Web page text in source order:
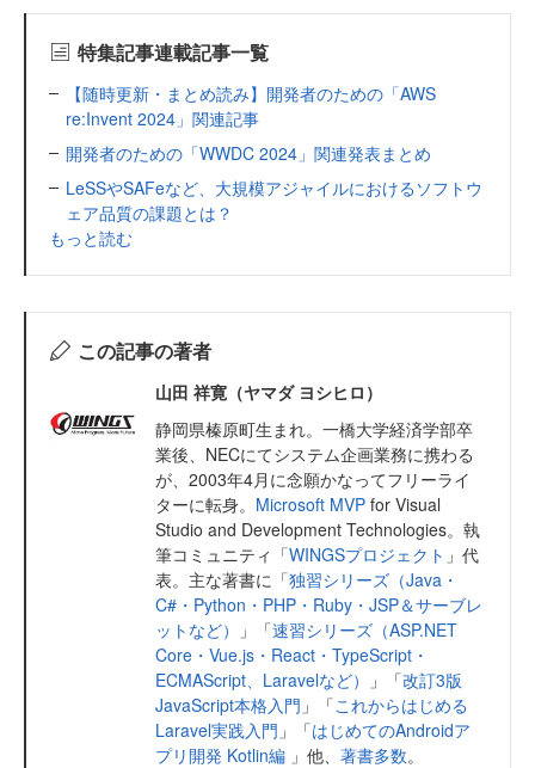
特集記事連載記事一覧
【随時更新・まとめ読み】開発者のための「AWS
re:Invent 2024」関連記事
開発者のための「WWDC 2024」関連発表まとめ
LeSSやSAFeなど、大規模アジャイルにおけるソフトウ
ェア品質の課題とは？
もっと読む
この記事の著者
山田 祥寛（ヤマダ ヨシヒロ）
静岡県榛原町生まれ。一橋大学経済学部卒
業後、NECにてシステム企画業務に携わる
が、2003年4月に念願かなってフリーライ
ターに転身。 Microsoft MVP for Visual
Studio and Development Technologies。執
筆コミュニティ「WINGSプロジェクト 」代
表。主な著書に「独習シリーズ（Java・
C#・Python・PHP・Ruby・JSP＆サーブレ
ットなど）
」「速習シリーズ（ASP.NET
Core・Vue.js・React・TypeScript・
ECMAScript、Laravelなど）
」「改訂3版
JavaScript本格入門 」「これからはじめる
Laravel実践入門 」「はじめてのAndroidア
プリ開発 Kotlin編 」他、 著書多数。